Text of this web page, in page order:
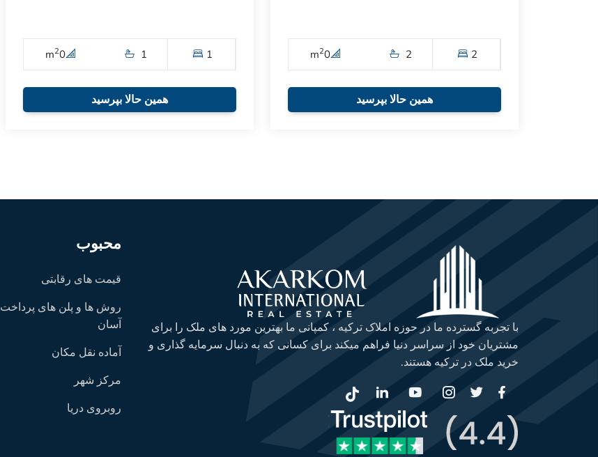
2
2
0
m2
همین حالا بپرسید
1
1
0
m2
همین حالا بپرسید
با تجربه گسترده ما در حوزه املاک ترکیه ، کمپانی ما بهترین مورد های ملک را برای
مشتریان خود از سراسر دنیا فراهم میکند برای کسانی که به دنبال سرمایه گذاری و
خرید ملک در ترکیه هستند.
محبوب
قیمت های رقابتی
روش ها و پلن های پرداخت
آسان
آماده نقل مکان
مرکز شهر
روبروی دریا